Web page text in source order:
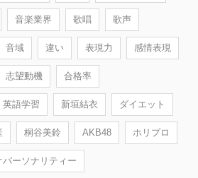
音楽業界 歌唱 歌声
音域 違い 表現力 感情表現
志望動機 合格率
英語学習 新垣結衣 ダイエット
桐谷美鈴 AKB48 ホリプロ
パーソナリティー